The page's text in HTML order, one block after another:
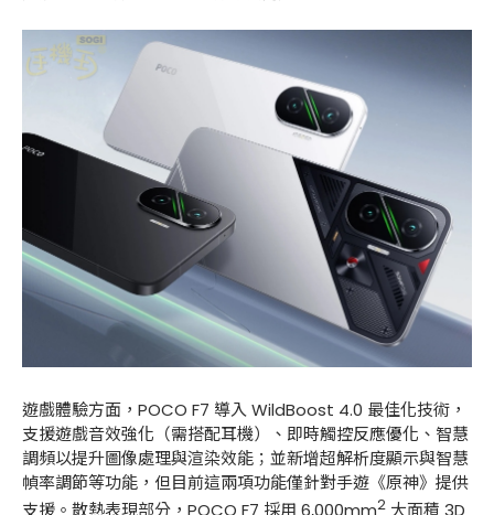
遊戲體驗方面，POCO F7 導入 WildBoost 4.0 最佳化技術，
支援遊戲音效強化（需搭配耳機）、即時觸控反應優化、智慧
調頻以提升圖像處理與渲染效能；並新增超解析度顯示與智慧
幀率調節等功能，但目前這兩項功能僅針對手遊《原神》提供
支援。散熱表現部分，POCO F7 採用 6,000mm2 大面積 3D